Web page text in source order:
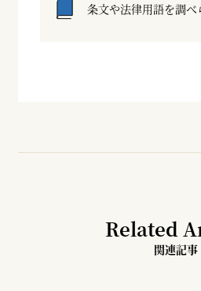
条文や法律用語を調べ
Related
関連記事